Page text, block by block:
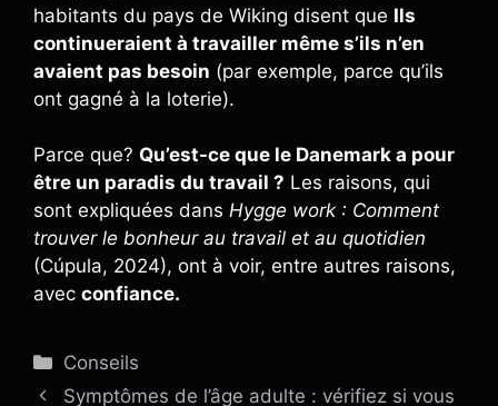
habitants du pays de Wiking disent que Ils
continueraient à travailler même s’ils n’en
avaient pas besoin (par exemple, parce qu’ils
ont gagné à la loterie).
Parce que? Qu’est-ce que le Danemark a pour
être un paradis du travail ? Les raisons, qui
sont expliquées dans Hygge work : Comment
trouver le bonheur au travail et au quotidien
(Cúpula, 2024), ont à voir, entre autres raisons,
avec confiance.
Catégories
Conseils
Symptômes de l’âge adulte : vérifiez si vous